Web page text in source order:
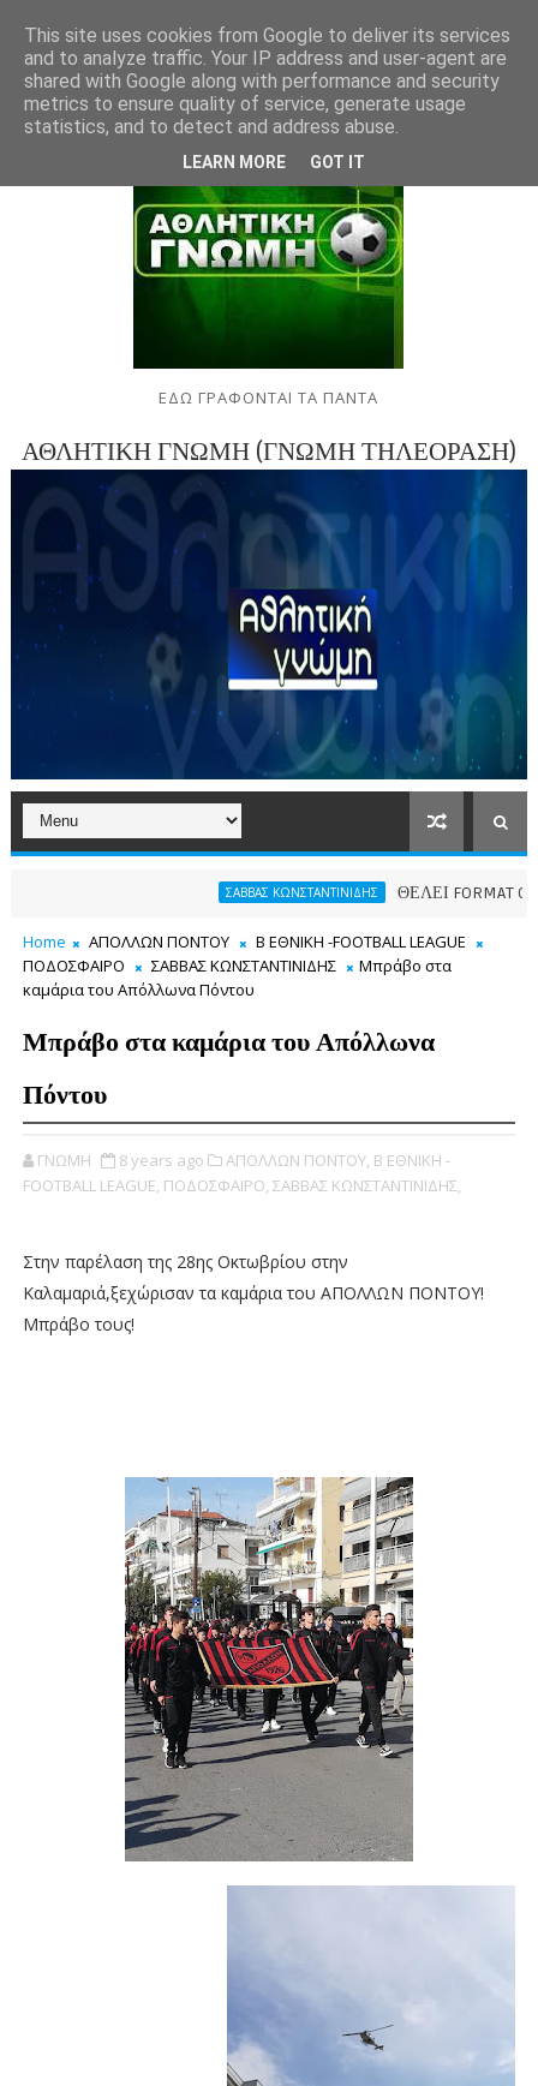
ΕΔΩ ΓΡΑΦΟΝΤΑΙ ΤΑ ΠΑΝΤΑ
ΑΘΛΗΤΙΚΗ ΓΝΩΜΗ (ΓΝΩΜΗ ΤΗΛΕΟΡΑΣΗ)
ΣΑΒΒΑΣ ΚΩΝΣΤΑΝΤΙΝΙΔΗΣ ΘΕΛΕΙ FORMAT O ΑΡΗΣ
Home ΑΠΟΛΛΩΝ ΠΟΝΤΟΥ
Β ΕΘΝΙΚΗ -FOOTBALL LEAGUE
ΠΟΔΟΣΦΑΙΡΟ
ΣΑΒΒΑΣ ΚΩΝΣΤΑΝΤΙΝΙΔΗΣ
Μπράβο στα
καμάρια του Απόλλωνα Πόντου
Μπράβο στα καμάρια του Απόλλωνα
Πόντου
ΓΝΩΜΗ 8 years ago ΑΠΟΛΛΩΝ ΠΟΝΤΟΥ, Β ΕΘΝΙΚΗ -
FOOTBALL LEAGUE, ΠΟΔΟΣΦΑΙΡΟ, ΣΑΒΒΑΣ ΚΩΝΣΤΑΝΤΙΝΙΔΗΣ,
Στην παρέλαση της 28ης Οκτωβρίου στην
Καλαμαριά,ξεχώρισαν τα καμάρια του ΑΠΟΛΛΩΝ ΠΟΝΤΟΥ!
Μπράβο τους!
This site uses cookies from Google to deliver its services
and to analyze traffic. Your IP address and user-agent are
shared with Google along with performance and security
metrics to ensure quality of service, generate usage
statistics, and to detect and address abuse.
LEARN MORE GOT IT